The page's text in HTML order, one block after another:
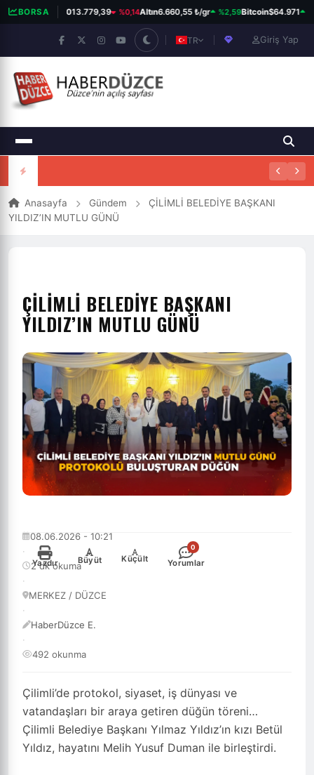
BORSA
BIST 10013.779,39 %0,14Altın6.660,55 ₺/gr %2,59Bitcoin$64.971
TR Giriş Yap
Anasayfa Gündem
ÇİLİMLİ BELEDİYE BAŞKANI
YILDIZ’IN MUTLU GÜNÜ
ÇİLİMLİ BELEDİYE BAŞKANI
YILDIZ’IN MUTLU GÜNÜ
Çilimli’de protokol, siyaset, iş dünyası ve
vatandaşları bir araya getiren düğün töreni…
Çilimli Belediye Başkanı Yılmaz Yıldız’ın kızı Betül
Yıldız, hayatını Melih Yusuf Duman ile birleştirdi.
08.06.2026 - 10:21
·
2 dk okuma
·
MERKEZ / DÜZCE
·
HaberDüzce E.
·
492 okunma
Yazdır
+
Büyüt
-
Küçült
0
Yorumlar